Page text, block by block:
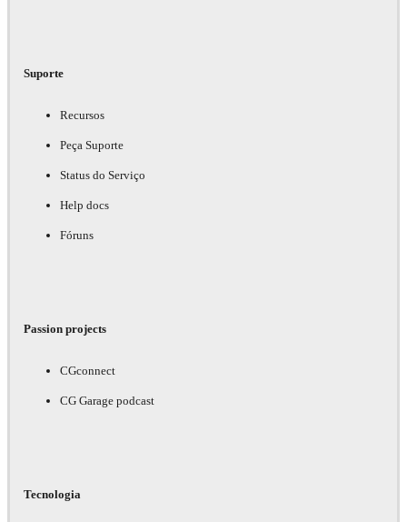
Suporte
Recursos
Peça Suporte
Status do Serviço
Help docs
Fóruns
Passion projects
CGconnect
CG Garage podcast
Tecnologia